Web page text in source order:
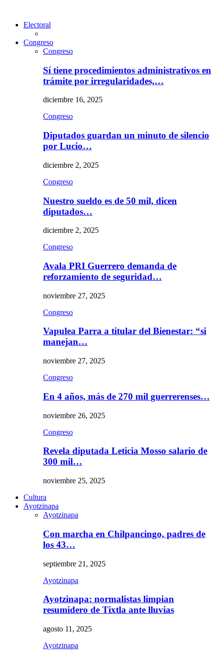
Electoral
Congreso
Congreso
Sí tiene procedimientos administrativos en
trámite por irregularidades,…
diciembre 16, 2025
Congreso
Diputados guardan un minuto de silencio
por Lucio…
diciembre 2, 2025
Congreso
Nuestro sueldo es de 50 mil, dicen
diputados…
diciembre 2, 2025
Congreso
Avala PRI Guerrero demanda de
reforzamiento de seguridad…
noviembre 27, 2025
Congreso
Vapulea Parra a titular del Bienestar: “si
manejan…
noviembre 27, 2025
Congreso
En 4 años, más de 270 mil guerrerenses…
noviembre 26, 2025
Congreso
Revela diputada Leticia Mosso salario de
300 mil…
noviembre 25, 2025
Cultura
Ayotzinapa
Ayotzinapa
Con marcha en Chilpancingo, padres de
los 43…
septiembre 21, 2025
Ayotzinapa
Ayotzinapa: normalistas limpian
resumidero de Tixtla ante lluvias
agosto 11, 2025
Ayotzinapa